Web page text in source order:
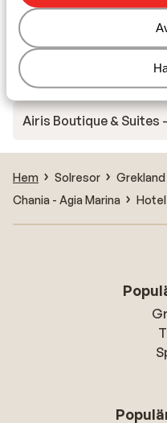
Stella Island Resort &
Stella Palace Aqua Park
Airis Boutique & Suites
Hem Solresor Grekland
Chania - Agia Marina
Hotel